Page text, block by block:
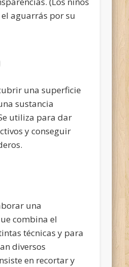
aguarrás por su
una superficie
sustancia
utiliza para dar
y conseguir
una
combina el
técnicas y para
diversos
en recortar y